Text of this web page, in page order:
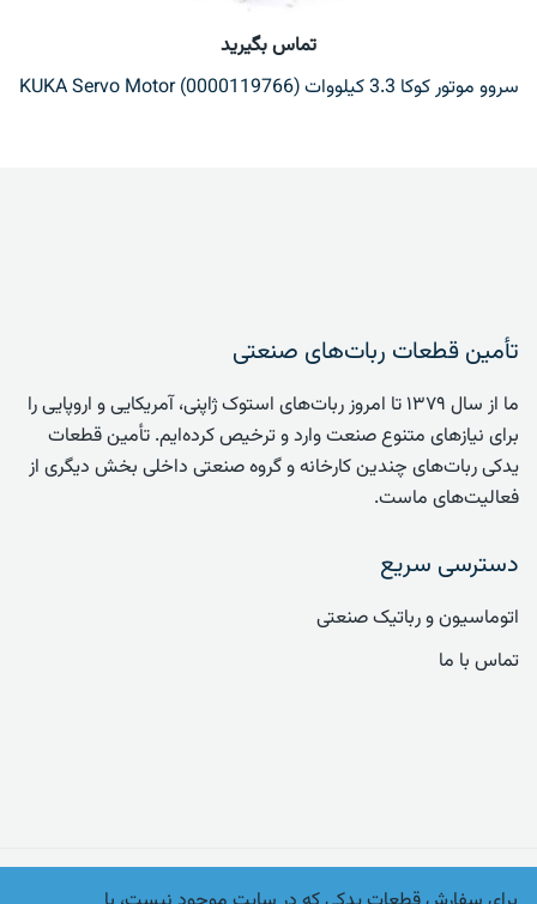
تماس بگیرید
سروو موتور کوکا 3.3 کیلووات KUKA Servo Motor (0000119766)
تأمین قطعات ربات‌های صنعتی
ما از سال ۱۳۷۹ تا امروز ربات‌های استوک ژاپنی، آمریکایی و اروپایی را
برای نیازهای متنوع صنعت وارد و ترخیص کرده‌ایم. تأمین قطعات
یدکی ربات‌های چندین کارخانه و گروه صنعتی داخلی بخش دیگری از
فعالیت‌های ماست.
دسترسی سریع
اتوماسیون و رباتیک صنعتی
تماس با ما